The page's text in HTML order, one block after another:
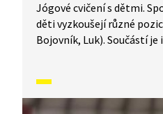
Jógové cvičení s dětmi.
děti vyzkoušejí různé
Bojovník, Luk). Součástí je